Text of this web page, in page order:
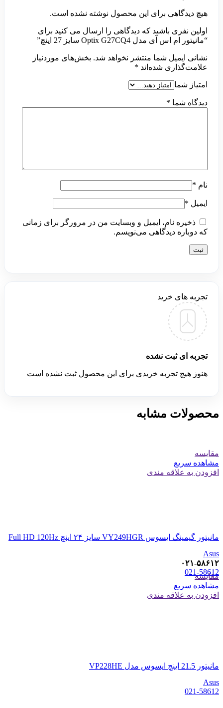
هیچ دیدگاهی برای این محصول نوشته نشده است.
اولین نفری باشید که دیدگاهی را ارسال می کنید برای
“مانیتور ام اس آی مدل Optix G27CQ4 سایز 27 اینچ”
نشانی ایمیل شما منتشر نخواهد شد. بخش‌های موردنیاز
علامت‌گذاری شده‌اند *
امتیاز شما
دیدگاه شما *
نام *
ایمیل *
ذخیره نام، ایمیل و وبسایت من در مرورگر برای زمانی
که دوباره دیدگاهی می‌نویسم.
تجربه های خرید
تجربه ای ثبت نشده
هنوز هیچ تجربه خریدی برای این محصول ثبت نشده است
محصولات مشابه
مقایسه
مشاهده سریع
افزودن به علاقه مندی
مانیتور گیمینگ ایسوس VY249HGR سایز ۲۴ اینچ Full HD 120Hz
Asus
۰۲۱-۵۸۶۱۲
021-58612
مقایسه
مشاهده سریع
افزودن به علاقه مندی
مانیتور 21.5 اینچ ایسوس مدل VP228HE
Asus
021-58612